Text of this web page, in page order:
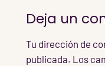
Deja un
Tu dirección de
publicada. Los